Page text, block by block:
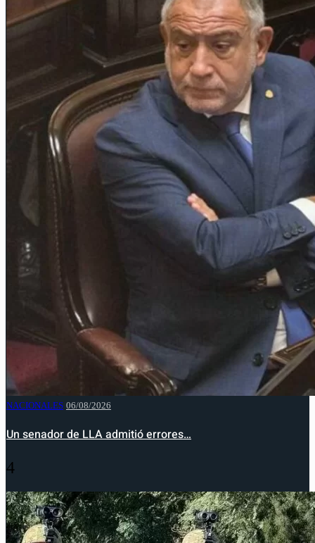
NACIONALES 06/08/2026
Un senador de LLA admitió errores…
4